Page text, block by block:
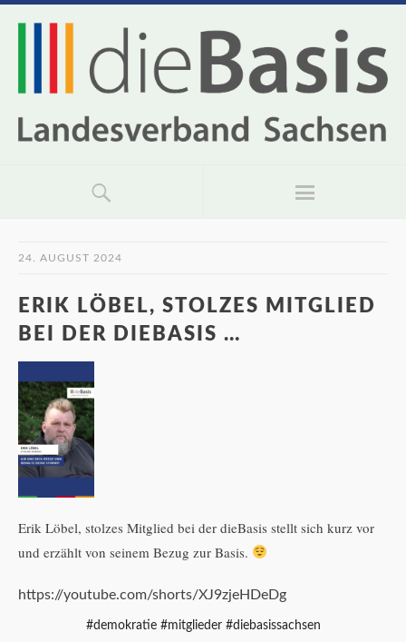
24. AUGUST 2024
ERIK LÖBEL, STOLZES MITGLIED
BEI DER DIEBASIS …
Erik Löbel, stolzes Mitglied bei der dieBasis stellt sich kurz vor
und erzählt von seinem Bezug zur Basis.
https://youtube.com/shorts/XJ9zjeHDeDg
#demokratie #mitglieder #diebasissachsen